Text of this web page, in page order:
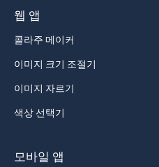
웹 앱
콜라주 메이커
이미지 크기 조절기
이미지 자르기
색상 선택기
모바일 앱